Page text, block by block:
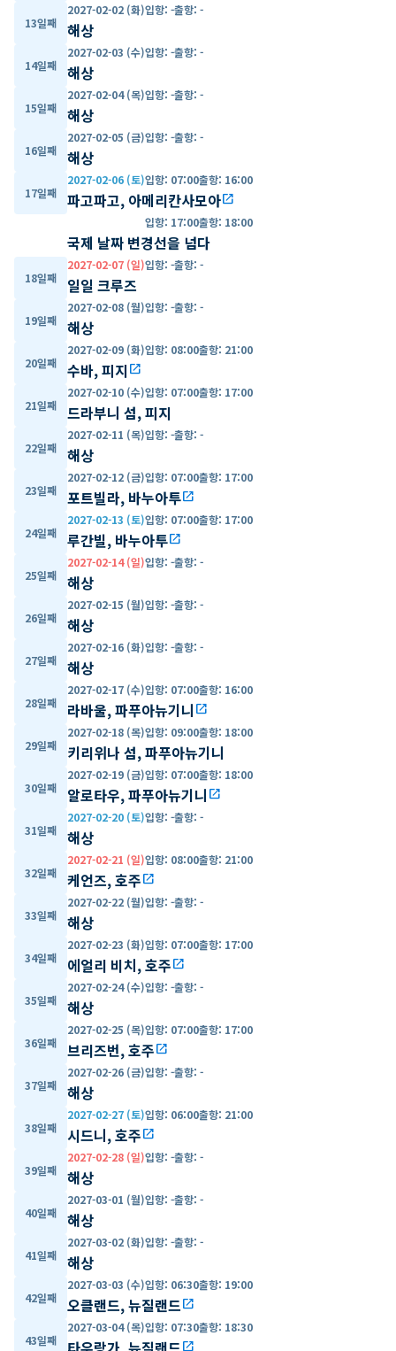
13일째
2027-02-02 (화)입항: -출항: -
해상
14일째
2027-02-03 (수)입항: -출항: -
해상
15일째
2027-02-04 (목)입항: -출항: -
해상
16일째
2027-02-05 (금)입항: -출항: -
해상
17일째
2027-02-06 (토)입항: 07:00출항: 16:00
파고파고, 아메리칸사모아open_in_new
입항: 17:00출항: 18:00
국제 날짜 변경선을 넘다
18일째
2027-02-07 (일)입항: -출항: -
일일 크루즈
19일째
2027-02-08 (월)입항: -출항: -
해상
20일째
2027-02-09 (화)입항: 08:00출항: 21:00
수바, 피지 open_in_new
21일째
2027-02-10 (수)입항: 07:00출항: 17:00
드라부니 섬, 피지
22일째
2027-02-11 (목)입항: -출항: -
해상
23일째
2027-02-12 (금)입항: 07:00출항: 17:00
포트빌라, 바누아투open_in_new
24일째
2027-02-13 (토)입항: 07:00출항: 17:00
루간빌, 바누아투open_in_new
25일째
2027-02-14 (일)입항: -출항: -
해상
26일째
2027-02-15 (월)입항: -출항: -
해상
27일째
2027-02-16 (화)입항: -출항: -
해상
28일째
2027-02-17 (수)입항: 07:00출항: 16:00
라바울, 파푸아뉴기니 open_in_new
29일째
2027-02-18 (목)입항: 09:00출항: 18:00
키리위나 섬, 파푸아뉴기니
30일째
2027-02-19 (금)입항: 07:00출항: 18:00
알로타우, 파푸아뉴기니 open_in_new
31일째
2027-02-20 (토)입항: -출항: -
해상
32일째
2027-02-21 (일)입항: 08:00출항: 21:00
케언즈, 호주open_in_new
33일째
2027-02-22 (월)입항: -출항: -
해상
34일째
2027-02-23 (화)입항: 07:00출항: 17:00
에얼리 비치, 호주open_in_new
35일째
2027-02-24 (수)입항: -출항: -
해상
36일째
2027-02-25 (목)입항: 07:00출항: 17:00
브리즈번, 호주open_in_new
37일째
2027-02-26 (금)입항: -출항: -
해상
38일째
2027-02-27 (토)입항: 06:00출항: 21:00
시드니, 호주open_in_new
39일째
2027-02-28 (일)입항: -출항: -
해상
40일째
2027-03-01 (월)입항: -출항: -
해상
41일째
2027-03-02 (화)입항: -출항: -
해상
42일째
2027-03-03 (수)입항: 06:30출항: 19:00
오클랜드, 뉴질랜드open_in_new
43일째
2027-03-04 (목)입항: 07:30출항: 18:30
open_in_new